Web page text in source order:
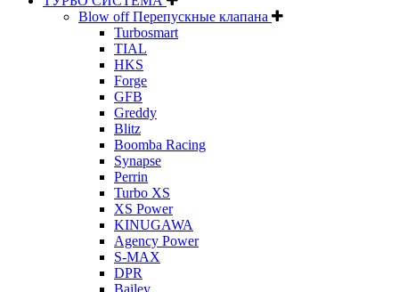
Blow off Перепускные клапана
Turbosmart
TIAL
HKS
Forge
GFB
Greddy
Blitz
Boomba Racing
Synapse
Perrin
Turbo XS
XS Power
KINUGAWA
Agency Power
S-MAX
DPR
Bailey